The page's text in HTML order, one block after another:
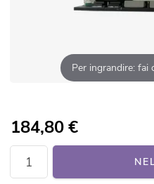
Per ingrandire: fai
184,80€